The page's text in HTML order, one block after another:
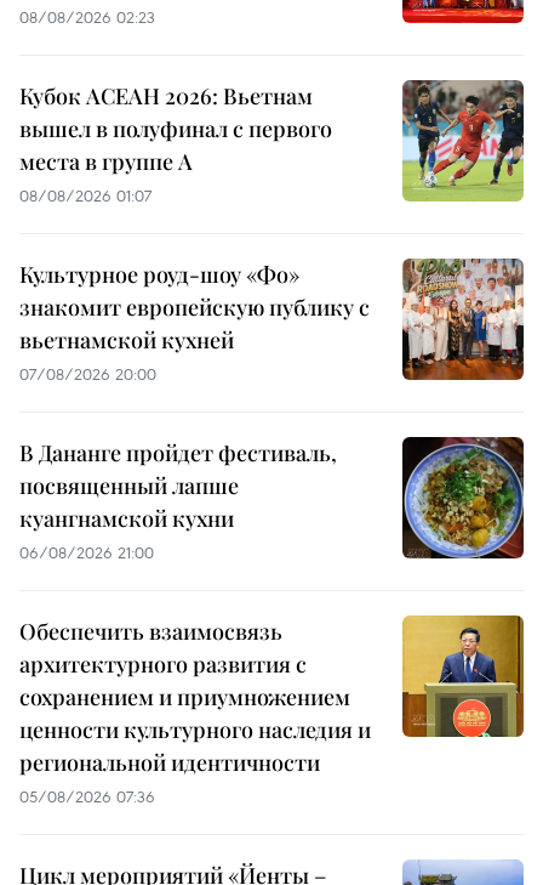
08/08/2026 02:23
Кубок АСЕАН 2026: Вьетнам
вышел в полуфинал с первого
места в группе A
08/08/2026 01:07
Культурное роуд-шоу «Фо»
знакомит европейскую публику с
вьетнамской кухней
07/08/2026 20:00
В Дананге пройдет фестиваль,
посвященный лапше
куангнамской кухни
06/08/2026 21:00
Обеспечить взаимосвязь
архитектурного развития с
сохранением и приумножением
ценности культурного наследия и
региональной идентичности
05/08/2026 07:36
Цикл мероприятий «Йенты –